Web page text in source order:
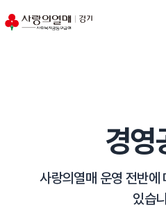
경영
사랑의열매 운영 전반에
있습